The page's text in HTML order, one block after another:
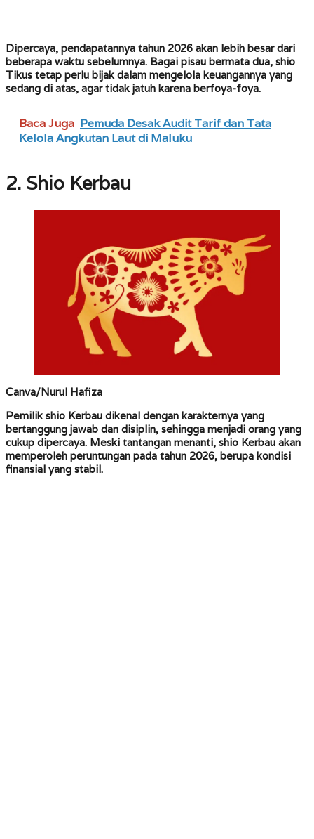
Dipercaya, pendapatannya tahun 2026 akan lebih besar dari
beberapa waktu sebelumnya. Bagai pisau bermata dua, shio
Tikus tetap perlu bijak dalam mengelola keuangannya yang
sedang di atas, agar tidak jatuh karena berfoya-foya.
Baca Juga Pemuda Desak Audit Tarif dan Tata
Kelola Angkutan Laut di Maluku
2. Shio Kerbau
Canva/Nurul Hafiza
Pemilik shio Kerbau dikenal dengan karakternya yang
bertanggung jawab dan disiplin, sehingga menjadi orang yang
cukup dipercaya. Meski tantangan menanti, shio Kerbau akan
memperoleh peruntungan pada tahun 2026, berupa kondisi
finansial yang stabil.